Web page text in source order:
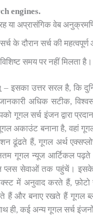
engines.
या अप्रासंगिक वेब
के दौरान सर्च की
समय पर नहीं मिलता
– इसका उत्तर सरल है, कि
अधिक सटीक,
गूगल सर्च इंजन द्वारा
अकाउंट बनाना है, वहां
ढूंढते हैं, गूगल अर्थ
गूगल न्यूज आर्टिकल
सेवाओं तक पहुंचें। इसके साथ
टेक्स्ट में अनुवाद करते
हैं और बनाए रखते हैं गूगल
कई अन्य गूगल सर्च इंजनों